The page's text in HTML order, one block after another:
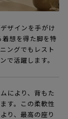
ザインを手がけ
想を得た脚を特
ングでもレスト
で活躍します。
により、背もた
す。この柔軟性
り、最高の座り